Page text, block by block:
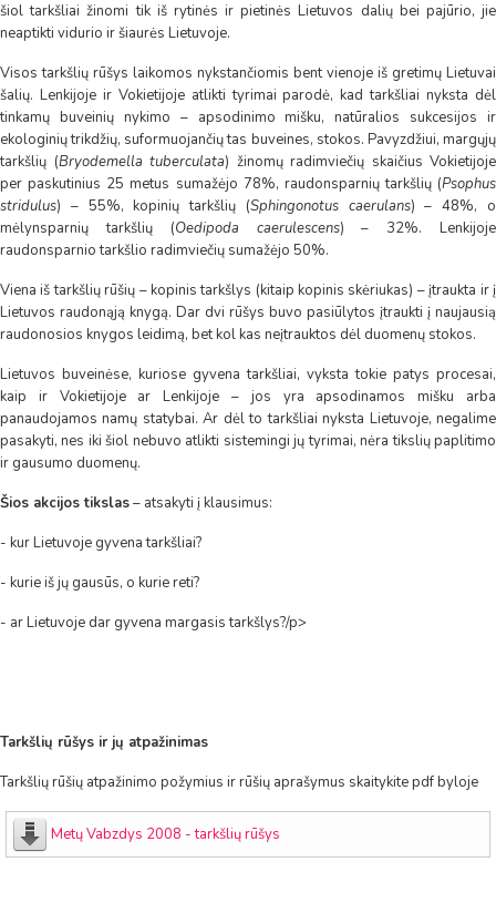
šiol tarkšliai žinomi tik iš rytinės ir pietinės Lietuvos dalių bei pajūrio, jie
neaptikti vidurio ir šiaurės Lietuvoje.
Visos tarkšlių rūšys laikomos nykstančiomis bent vienoje iš gretimų Lietuvai
šalių. Lenkijoje ir Vokietijoje atlikti tyrimai parodė, kad tarkšliai nyksta dėl
tinkamų buveinių nykimo – apsodinimo mišku, natūralios sukcesijos ir
ekologinių trikdžių, suformuojančių tas buveines, stokos. Pavyzdžiui, margųjų
tarkšlių (Bryodemella tuberculata) žinomų radimviečių skaičius Vokietijoje
per paskutinius 25 metus sumažėjo 78%, raudonsparnių tarkšlių (Psophus
stridulus) – 55%, kopinių tarkšlių (Sphingonotus caerulans) – 48%, o
mėlynsparnių tarkšlių (Oedipoda caerulescens) – 32%. Lenkijoje
raudonsparnio tarkšlio radimviečių sumažėjo 50%.
Viena iš tarkšlių rūšių – kopinis tarkšlys (kitaip kopinis skėriukas) – įtraukta ir į
Lietuvos raudonąją knygą. Dar dvi rūšys buvo pasiūlytos įtraukti į naujausią
raudonosios knygos leidimą, bet kol kas neįtrauktos dėl duomenų stokos.
Lietuvos buveinėse, kuriose gyvena tarkšliai, vyksta tokie patys procesai,
kaip ir Vokietijoje ar Lenkijoje – jos yra apsodinamos mišku arba
panaudojamos namų statybai. Ar dėl to tarkšliai nyksta Lietuvoje, negalime
pasakyti, nes iki šiol nebuvo atlikti sistemingi jų tyrimai, nėra tikslių paplitimo
ir gausumo duomenų.
Šios akcijos tikslas– atsakyti į klausimus:
- kur Lietuvoje gyvena tarkšliai?
- kurie iš jų gausūs, o kurie reti?
- ar Lietuvoje dar gyvena margasis tarkšlys?/p>
Tarkšlių rūšys ir jų atpažinimas
Tarkšlių rūšių atpažinimo požymius ir rūšių aprašymus skaitykite pdf byloje
Metų Vabzdys 2008 - tarkšlių rūšys